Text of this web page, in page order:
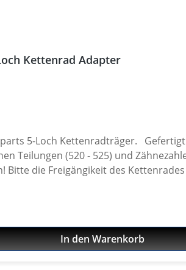
Kettenrad Adapter
5-Loch Kettenradträger.
Teilungen (520 - 525) und
Bitte die Freigängikeit des
Exzenter - Stellungen prüfen.
39 - 47 Made in Germany! Den
In den Warenkorb